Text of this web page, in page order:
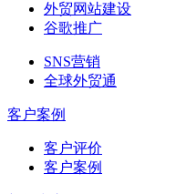
外贸网站建设
谷歌推广
SNS营销
全球外贸通
客户案例
客户评价
客户案例